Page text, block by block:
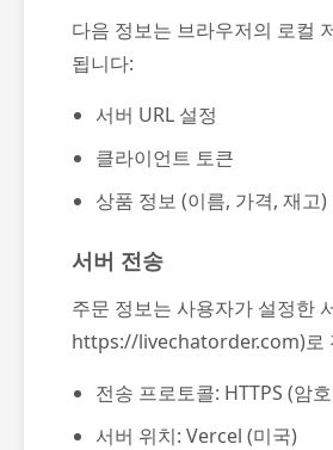
다음 정보는 브라우저의 로컬
됩니다:
서버 URL 설정
클라이언트 토큰
상품 정보 (이름, 가격, 재고)
서버 전송
주문 정보는 사용자가 설정한
https://livechatorder.com)로
전송 프로토콜: HTTPS (암
서버 위치: Vercel (미국)